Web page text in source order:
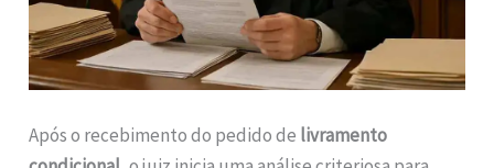
Após o recebimento do pedido de livramento